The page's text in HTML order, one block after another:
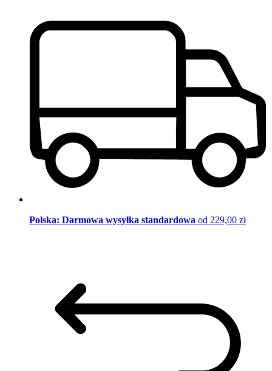
Polska: Darmowa wysyłka standardowa od 229,00 zł